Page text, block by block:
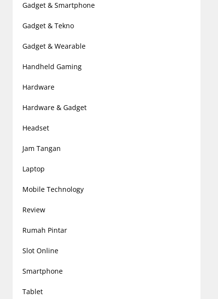
Gadget & Smartphone
Gadget & Tekno
Gadget & Wearable
Handheld Gaming
Hardware
Hardware & Gadget
Headset
Jam Tangan
Laptop
Mobile Technology
Review
Rumah Pintar
Slot Online
Smartphone
Tablet